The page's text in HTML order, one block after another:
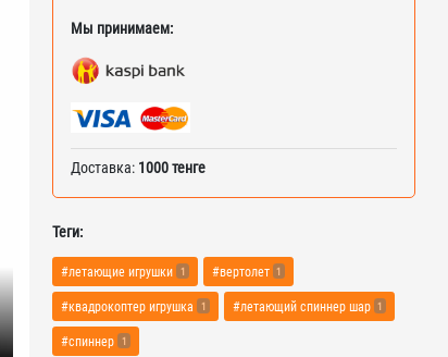
Мы принимаем:
Доставка: 1000 тенге
Теги:
#летающие игрушки 1 #вертолет 1
#квадрокоптер игрушка 1 #летающий спиннер шар 1
#спиннер 1